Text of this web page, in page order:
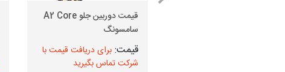
قیمت دوربین جلو A2 Core
سامسونگ
برای دریافت قیمت با
شرکت تماس بگیرید